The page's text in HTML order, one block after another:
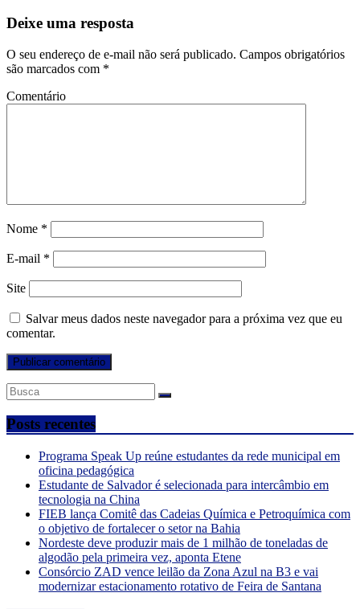
Deixe uma resposta
O seu endereço de e-mail não será publicado. Campos obrigatórios
são marcados com *
Comentário
Nome *
E-mail *
Site
Salvar meus dados neste navegador para a próxima vez que eu
comentar.
Posts recentes
Programa Speak Up reúne estudantes da rede municipal em
oficina pedagógica
Estudante de Salvador é selecionada para intercâmbio em
tecnologia na China
FIEB lança Comitê das Cadeias Química e Petroquímica com
o objetivo de fortalecer o setor na Bahia
Nordeste deve produzir mais de 1 milhão de toneladas de
algodão pela primeira vez, aponta Etene
Consórcio ZAD vence leilão da Zona Azul na B3 e vai
modernizar estacionamento rotativo de Feira de Santana